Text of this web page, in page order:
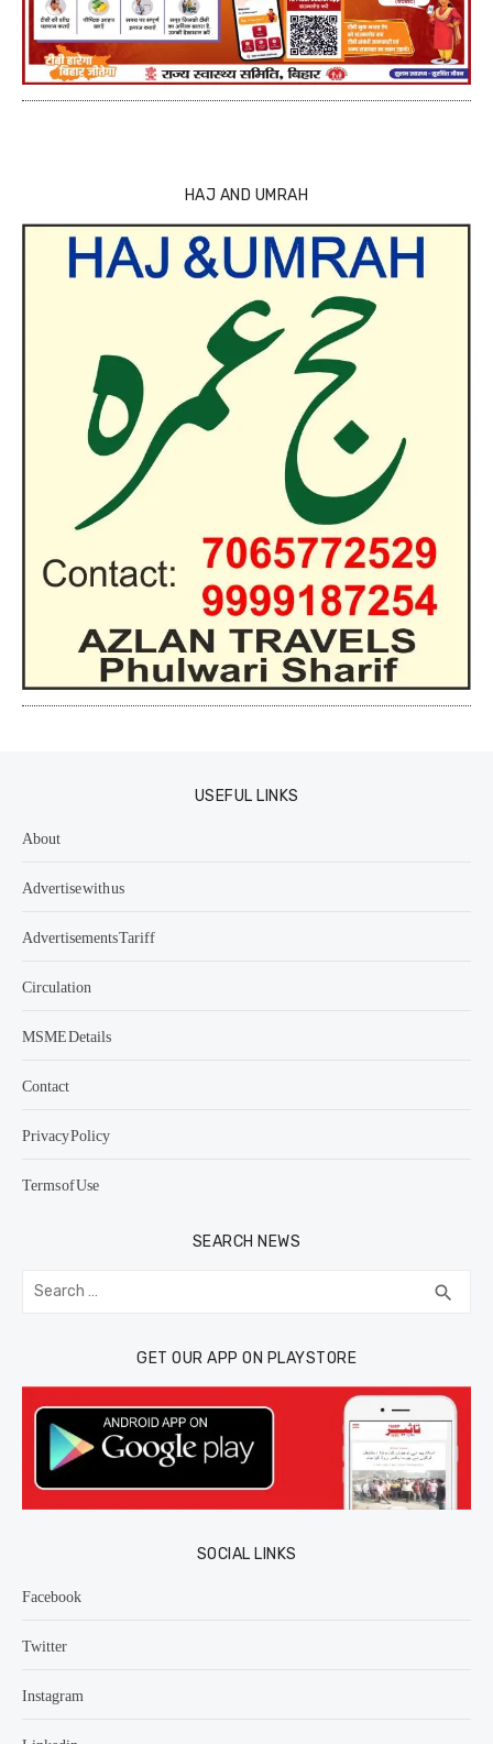
HAJ AND UMRAH
USEFUL LINKS
About
Advertise with us
Advertisements Tariff
Circulation
MSME Details
Contact
Privacy Policy
Terms of Use
SEARCH NEWS
Search
for: search
GET OUR APP ON PLAYSTORE
SOCIAL LINKS
Facebook
Twitter
Instagram